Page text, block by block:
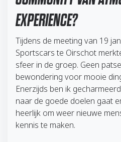
EXPERIENCE?
Tijdens de meeting van 19
Sportscars te Oirschot
sfeer in de groep. Geen
bewondering voor mooie
Enerzijds ben ik
naar de goede doelen gaat
heerlijk om weer nieuwe
kennis te maken.